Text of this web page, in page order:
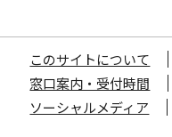
このサイトについて
窓口案内・受付時間
ソーシャルメディア